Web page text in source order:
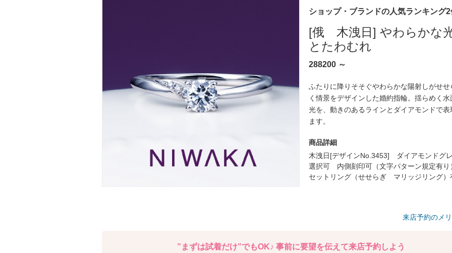
ショップ・ブランドの人気ランキング2
[俄 木洩日] やわらかな
とたわむれ
288200 ～
ふたりに降りそそぐやわらかな陽射しがせせ
く情景をデザインした婚約指輪。揺らめく
光を、動きのあるラインとダイアモンドで表
ます。
商品詳細
木洩日[デザインNo.3453] ダイアモンドグ
選択可 内側刻印可（文字パターン規定有
セットリング（せせらぎ マリッジリング）
来店予約のメ
”まずは試着だけ”でもOK♪ 事前に要望を伝えて来店予約しよう